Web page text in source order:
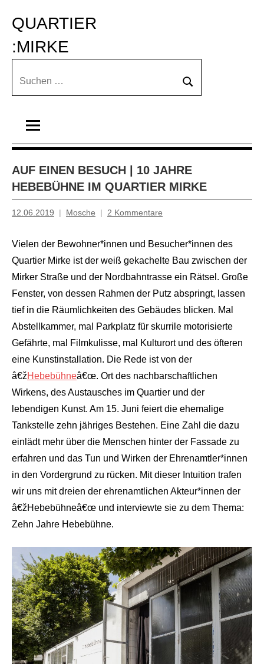
Inhalt
springen
QUARTIER
:MIRKE
Suchen
Suchen
AUF EINEN BESUCH | 10 JAHRE
HEBEBÜHNE IM QUARTIER MIRKE
12.06.2019 Mosche 2 Kommentare
Vielen der Bewohner*innen und Besucher*innen des
Quartier Mirke ist der weiß gekachelte Bau zwischen der
Mirker Straße und der Nordbahntrasse ein Rätsel. Große
Fenster, von dessen Rahmen der Putz abspringt, lassen
tief in die Räumlichkeiten des Gebäudes blicken. Mal
Abstellkammer, mal Parkplatz für skurrile motorisierte
Gefährte, mal Filmkulisse, mal Kulturort und des öfteren
eine Kunstinstallation. Die Rede ist von der
â€žHebebühneâ€œ. Ort des nachbarschaftlichen
Wirkens, des Austausches im Quartier und der
lebendigen Kunst. Am 15. Juni feiert die ehemalige
Tankstelle zehn jähriges Bestehen. Eine Zahl die dazu
einlädt mehr über die Menschen hinter der Fassade zu
erfahren und das Tun und Wirken der Ehrenamtler*innen
in den Vordergrund zu rücken. Mit dieser Intuition trafen
wir uns mit dreien der ehrenamtlichen Akteur*innen der
â€žHebebühneâ€œ und interviewte sie zu dem Thema:
Zehn Jahre Hebebühne.